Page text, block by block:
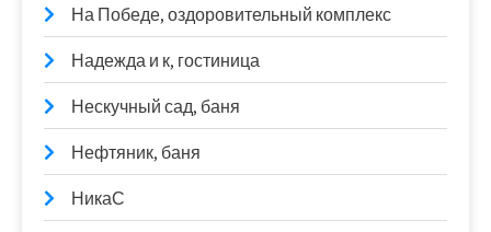
На Победе, оздоровительный комплекс
Надежда и к, гостиница
Нескучный сад, баня
Нефтяник, баня
НикаС